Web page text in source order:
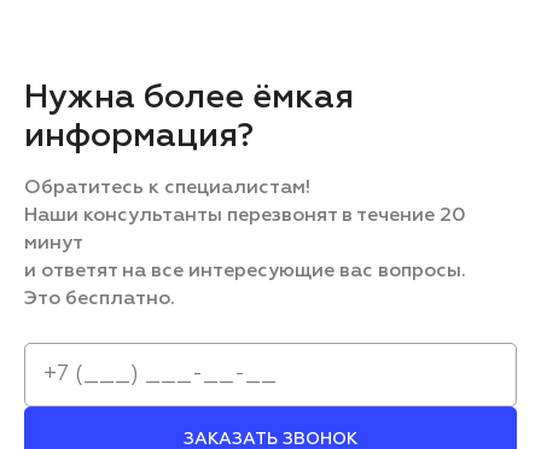
Нужна более ёмкая
информация?
Обратитесь к специалистам!
Наши консультанты перезвонят в течение 20
минут
и ответят на все интересующие вас вопросы.
Это бесплатно.
ЗАКАЗАТЬ ЗВОНОК